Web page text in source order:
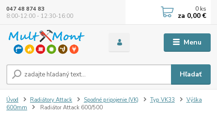
Menu
Hľadať
047 48 874 83
8:00-12:00 - 12:30-16:00
0 ks
za 0,00 €
Úvod Radiátory Attack Spodné pripojenie (VK) Typ VK33
Výška
600mm
Radiátor Attack 600/500